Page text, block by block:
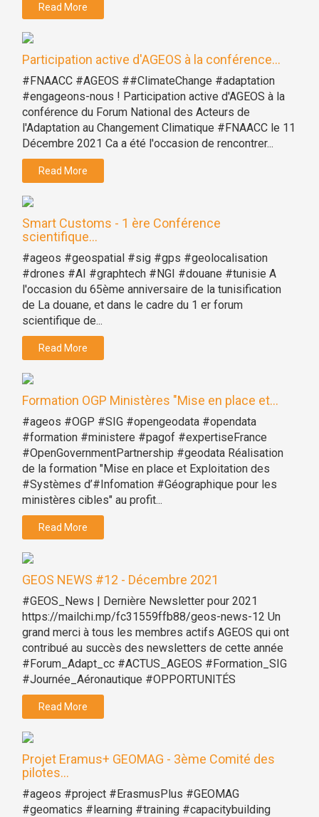
Read More
Participation active d'AGEOS à la conférence...
#FNAACC #AGEOS ##ClimateChange #adaptation
#engageons-nous ! Participation active d'AGEOS à la
conférence du Forum National des Acteurs de
l'Adaptation au Changement Climatique #FNAACC le 11
Décembre 2021 Ca a été l'occasion de rencontrer...
Read More
Smart Customs - 1 ère Conférence
scientifique...
#ageos #geospatial #sig #gps #geolocalisation
#drones #AI #graphtech #NGI #douane #tunisie A
l'occasion du 65ème anniversaire de la tunisification
de La douane, et dans le cadre du 1 er forum
scientifique de...
Read More
Formation OGP Ministères "Mise en place et...
#ageos #OGP #SIG #opengeodata #opendata
#formation #ministere #pagof #expertiseFrance
#OpenGovernmentPartnership #geodata Réalisation
de la formation "Mise en place et Exploitation des
#Systèmes d’#Infomation #Géographique pour les
ministères cibles" au profit...
Read More
GEOS NEWS #12 - Décembre 2021
#GEOS_News | Dernière Newsletter pour 2021
https://mailchi.mp/fc31559ffb88/geos-news-12 Un
grand merci à tous les membres actifs AGEOS qui ont
contribué au succès des newsletters de cette année
#Forum_Adapt_cc #ACTUS_AGEOS #Formation_SIG
#Journée_Aéronautique #OPPORTUNITÉS
Read More
Projet Eramus+ GEOMAG - 3ème Comité des
pilotes...
#ageos #project #ErasmusPlus #GEOMAG
#geomatics #learning #training #capacitybuilding